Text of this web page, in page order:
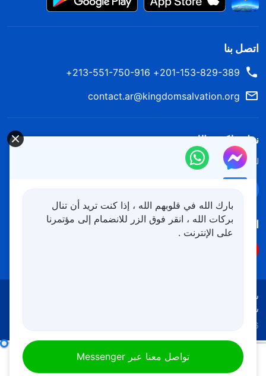
اتصل بنا
201-153-829-389+ 213-551-750-916+
contact.ar@kingdomsalvation.org
نزل ملكوت الله.
لقد نزلت المملكة بالفعل إلى الأرض! هل تريد دخوله؟
اتبعنا
شروط الاستخدام
سياسة ملفات تعريف الارتباط
Copyright © 2026
بارك الله في قلوبهم الله ، إذا كنت تريد أن تنال
بركات الله ، انقر فوق الزر للانضمام إلى مؤتمرنا
على الإنترنت .
تواصل معنا عبر Messenger كلمات الله اليومية: كشف فساد البشرية | اقتباس 370